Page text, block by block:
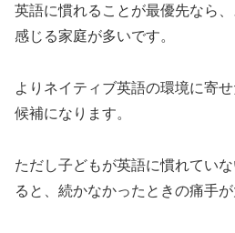
英語に慣れることが最優先なら
感じる家庭が多いです。
よりネイティブ英語の環境に寄
候補になります。
ただし子どもが英語に慣れてい
ると、続かなかったときの痛手が